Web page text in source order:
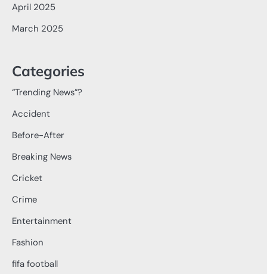
April 2025
March 2025
Categories
“Trending News”?
Accident
Before-After
Breaking News
Cricket
Crime
Entertainment
Fashion
fifa football